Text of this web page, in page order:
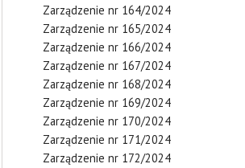
Zarządzenie nr 164/2024
Zarządzenie nr 165/2024
Zarządzenie nr 166/2024
Zarządzenie nr 167/2024
Zarządzenie nr 168/2024
Zarządzenie nr 169/2024
Zarządzenie nr 170/2024
Zarządzenie nr 171/2024
Zarządzenie nr 172/2024